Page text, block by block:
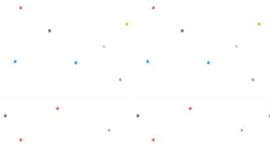
Baca selengkapnya